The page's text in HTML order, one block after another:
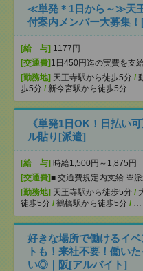
≪単発＊1日から～≫天
付案内メンバー大募集
[給 与] 1177円
[交通費] 1日450円迄の実費を支給
[勤務地] 天王寺駅から徒歩5分 /
歩5分 / 新今宮駅から徒歩5分
《単発1日OK！日払い
ル貼り[派遣]
[給 与] 時給1,500円～1,875円
[交通費]■ 交通費規定内支給 ※
[勤務地] 天王寺駅から徒歩5分 /
徒歩5分 / 鶴橋駅から徒歩5分 / …
好きな場所で働けるイ
トも！来社不要！働い
い◎｜阪[アルバイト]